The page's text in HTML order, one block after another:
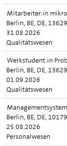
Mitarbeiter:in
Berlin, BE, DE, 13629
31.08.2026
Qualitätswesen
Werkstudent:in
Berlin, BE, DE, 13629
01.09.2026
Qualitätswesen
Berlin, BE, DE, 10179
25.08.2026
Personalwesen